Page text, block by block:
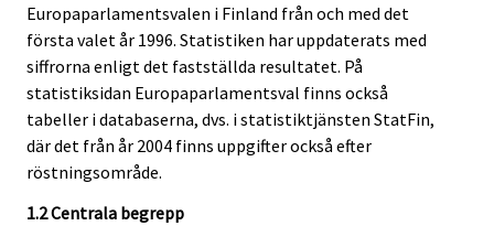
Europaparlamentsvalen i Finland från och med det
första valet år 1996. Statistiken har uppdaterats med
siffrorna enligt det fastställda resultatet. På
statistiksidan Europaparlamentsval finns också
tabeller i databaserna, dvs. i statistiktjänsten StatFin,
där det från år 2004 finns uppgifter också efter
röstningsområde.
1.2 Centrala begrepp